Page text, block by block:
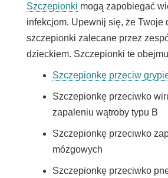
Szczepionki mogą zapobiegać
infekcjom. Upewnij się, że Twoje
szczepionki zalecane przez
dzieckiem. Szczepionki te
Szczepionkę przeciw
Szczepionkę przeciwko
zapaleniu wątroby typu B
Szczepionkę przeciwko
mózgowych
Szczepionkę przeciwko